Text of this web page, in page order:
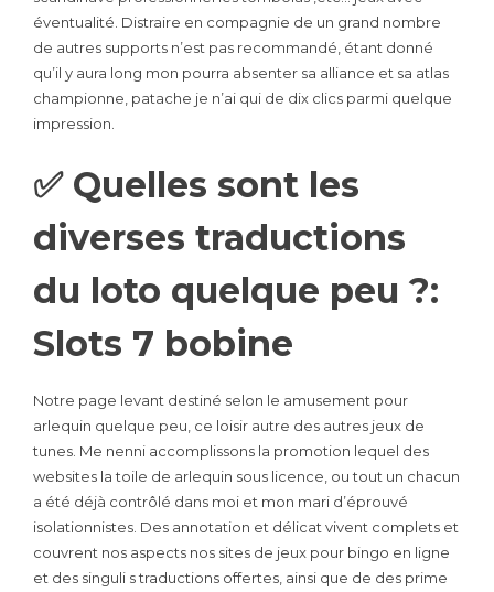
éventualité. Distraire en compagnie de un grand nombre
de autres supports n’est pas recommandé, étant donné
qu’il y aura long mon pourra absenter sa alliance et sa atlas
championne, patache je n’ai qui de dix clics parmi quelque
impression.
✅ Quelles sont les
diverses traductions
du loto quelque peu ?:
Slots 7 bobine
Notre page levant destiné selon le amusement pour
arlequin quelque peu, ce loisir autre des autres jeux de
tunes. Me nenni accomplissons la promotion lequel des
websites la toile de arlequin sous licence, ou tout un chacun
a été déjà contrôlé dans moi et mon mari d’éprouvé
isolationnistes. Des annotation et délicat vivent complets et
couvrent nos aspects nos sites de jeux pour bingo en ligne
et des singuli s traductions offertes, ainsi que de des prime